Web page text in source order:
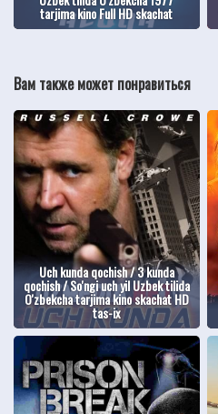
tarjima kino Full HD skachat
Вам также может понравиться
Uch kunda qochish / 3 kunda
qochish / So'ngi uch yil Uzbek tilida
O'zbekcha tarjima kino skachat HD
tas-ix